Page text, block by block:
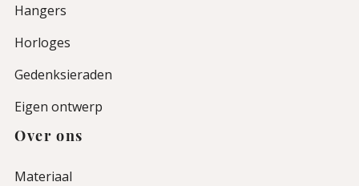
Hangers
Horloges
Gedenksieraden
Eigen ontwerp
Over ons
Materiaal